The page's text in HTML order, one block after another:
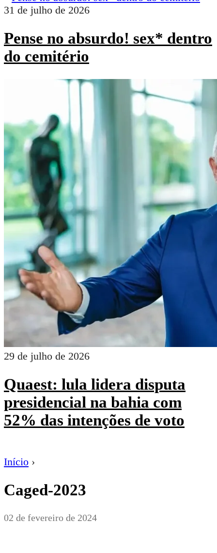
31 de julho de 2026
Pense no absurdo! sex* dentro
do cemitério
29 de julho de 2026
Quaest: lula lidera disputa
presidencial na bahia com
52% das intenções de voto
Início ›
Caged-2023
02 de fevereiro de 2024